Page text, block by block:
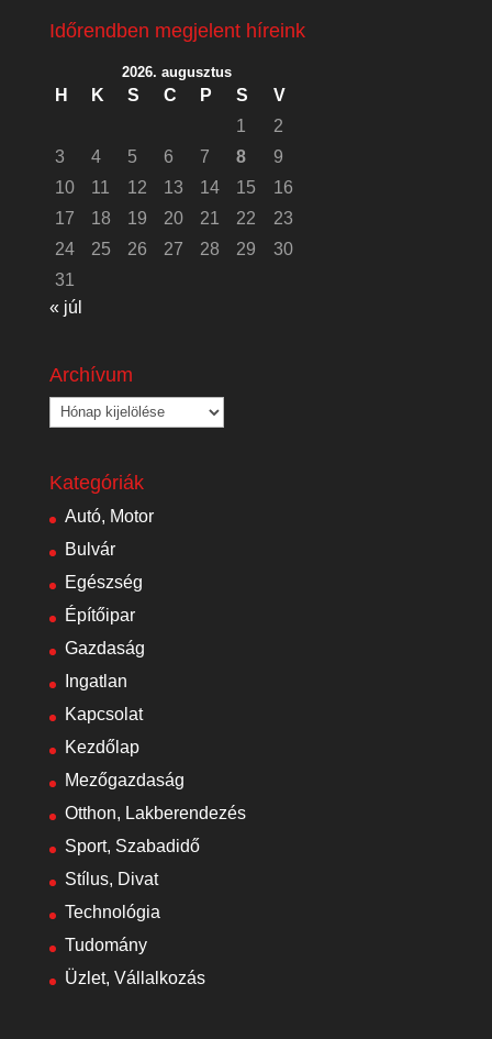
Időrendben megjelent híreink
2026. augusztus
H K S C P S
V
1
2
3
4 5 6 7 8
9
10
11 12 13 14 15
16
17
18 19 20 21 22
23
24
25 26 27 28 29
30
31
« júl
Archívum
Archívum
Kategóriák
Autó, Motor
Bulvár
Egészség
Építőipar
Gazdaság
Ingatlan
Kapcsolat
Kezdőlap
Mezőgazdaság
Otthon, Lakberendezés
Sport, Szabadidő
Stílus, Divat
Technológia
Tudomány
Üzlet, Vállalkozás